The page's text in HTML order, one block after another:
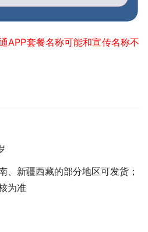
APP套餐名称可能和宣传名称不
、新疆西藏的部分地区可发货；
为准